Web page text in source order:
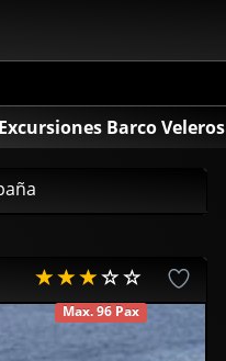
Excursiones Barco Veleros
Max. 96 Pax